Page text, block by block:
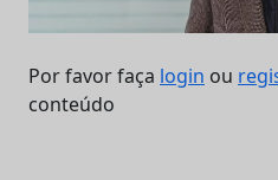
Por favor faça login ou
conteúdo